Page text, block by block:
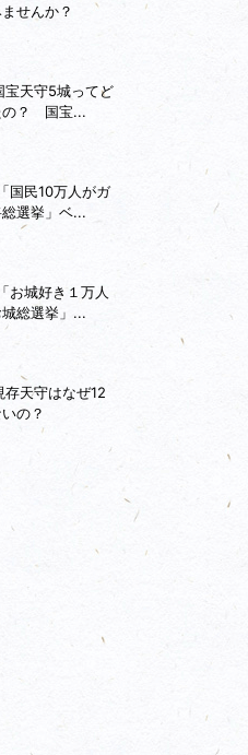
せんか？
天守5城ってど
の？ 国宝...
国民10万人がガ
選挙」ベ...
お城好き１万人
総選挙」...
天守はなぜ12
の？